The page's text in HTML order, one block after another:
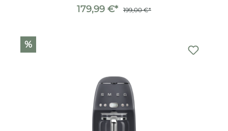
179,99 €* 199,00 €*
%